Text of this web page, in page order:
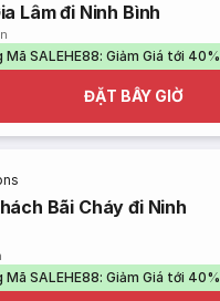
Lâm đi Ninh Bình
Mã SALEHE88: Giảm Giá tới 40%
ĐẶT BÂY GIỜ
Bãi Cháy đi Ninh
Mã SALEHE88: Giảm Giá tới 40%